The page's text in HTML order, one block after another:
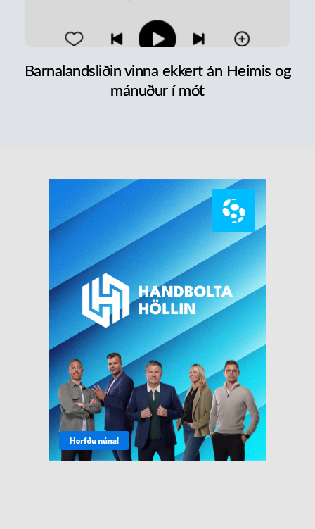
Barnalandsliðin vinna ekkert án Heimis og
mánuður í mót